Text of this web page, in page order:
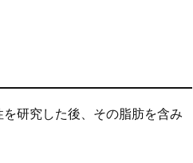
研究した後、その脂肪を含み